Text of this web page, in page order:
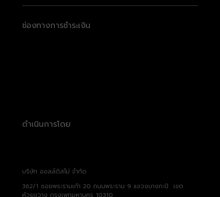
ช่องทางการชำระเงิน
ดำเนินการโดย
บริษัท ออลล์ดิสโม่ จำกัด
362/1 ซอยพระรามเก้า 20 ถนนพระราม 9 แขวงบางกะปิ เขต
ห้วยขวาง กรุงเพทมหานคร 10310